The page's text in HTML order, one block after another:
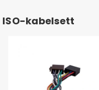
ISO-kabelsett